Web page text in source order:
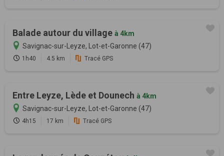
Balade autour du village à 4km
Savignac-sur-Leyze, Lot-et-Garonne (47)
1h40 4.5 km Tracé GPS
Entre Leyze, Lède et Dounech à 4km
Savignac-sur-Leyze, Lot-et-Garonne (47)
4h15 17 km Tracé GPS